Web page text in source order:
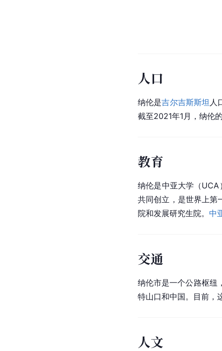
人口
纳伦是吉尔吉斯斯坦 人
截至2021年1月，纳伦
教育
纳伦是中亚大学 （
共同创立，是世界上第
院和发展研究生院。 中
交通
纳伦市是一个公路枢纽
特山口和中国。目前，
人文